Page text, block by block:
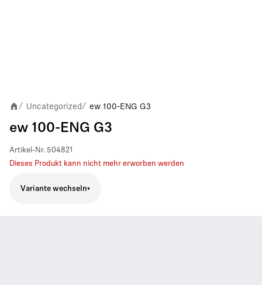
/ Uncategorized / ew 100-ENG G3
ew 100-ENG G3
Artikel-Nr. 504821
Dieses Produkt kann nicht mehr erworben werden
Variante wechseln